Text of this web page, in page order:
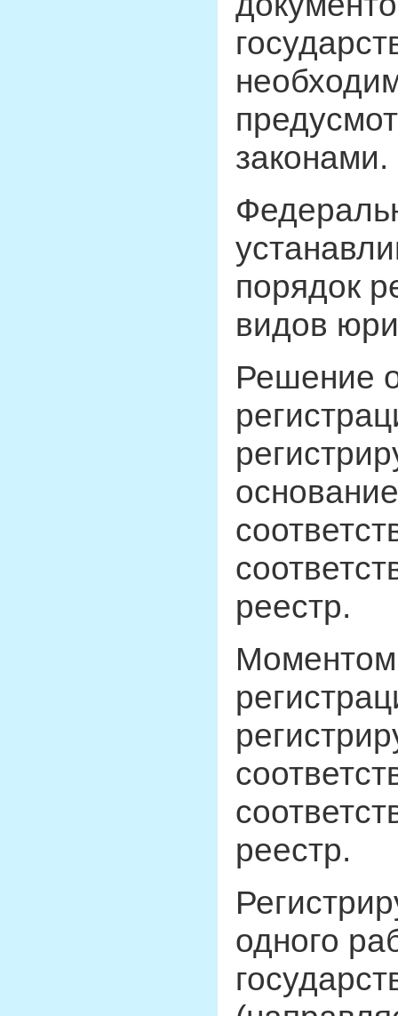
законами.
порядок
видов
Решение
реестр.
Моментом
реестр.
одного